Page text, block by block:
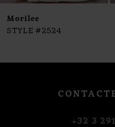
10
11
12
14
Morilee
STYLE #2524
+32 3